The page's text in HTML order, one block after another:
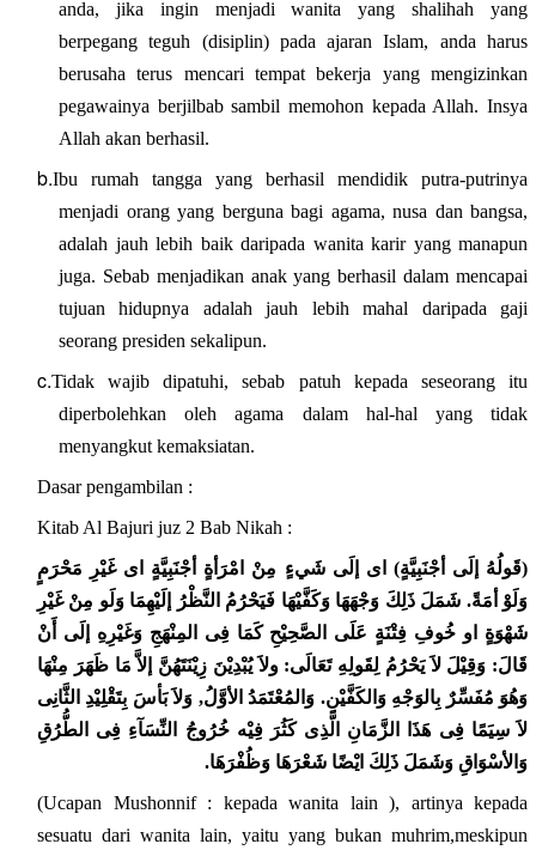
anda, jika ingin menjadi wanita yang shalihah yang
berpegang teguh (disiplin) pada ajaran Islam, anda harus
berusaha terus mencari tempat bekerja yang mengizinkan
pegawainya berjilbab sambil memohon kepada Allah. Insya
Allah akan berhasil.
b.Ibu rumah tangga yang berhasil mendidik putra-putrinya
menjadi orang yang berguna bagi agama, nusa dan bangsa,
adalah jauh lebih baik daripada wanita karir yang manapun
juga. Sebab menjadikan anak yang berhasil dalam mencapai
tujuan hidupnya adalah jauh lebih mahal daripada gaji
seorang presiden sekalipun.
c.Tidak wajib dipatuhi, sebab patuh kepada seseorang itu
diperbolehkan oleh agama dalam hal-hal yang tidak
menyangkut kemaksiatan.
Dasar pengambilan :
Kitab Al Bajuri juz 2 Bab Nikah :
(قَولُهُ إلَى أجْنَبِيَّةٍ) اى إلَى شَيءٍ مِنْ امْرَأةٍ أجْنَبِيَّةٍ اى غَيْرِ مَحْرَمٍ
وَلَوْ أمَةً. شَمَلَ ذَلِكَ وَجْهَهَا وَكَفَّيْهَا فَيَحْرُمُ النَّظْرُ إلَيْهِمَا وَلَو مِنْ غَيْرِ
شَهْوَةٍ او خُوفِ فِتْنَةٍ عَلَى الصَّحِيْحِ كَمَا فِى المِنْهَجِ وَغَيْرِهِ إلَى أَنْ
قَالَ: وَقِيْلَ لاَ يَحْرُمُ لِقَولِهِ تَعَالَى: ولاَ يُبْدِيْنَ زِيْنَتَهُنَّ إلاَّ مَا ظَهَرَ مِنْهَا
وَهُوَ مُفَسِّرٌ بِالوَجْهِ وَالكَفَّيْنِ. وَالمُعْتَمَدُ الأوَّلُ, وَلاَ بَأسَ بِتَقْلِيْدِ الثَّانِى
لاَ سِيَمًا فِى هَذَا الزَّمَانِ الَّذِى كَثُرَ فِيْه خُرُوجُ النِّسَآءِ فِى الطُّرُقِ
وَالأسْوَاقِ وَشَمَلَ ذَلِكَ ايْضًا شَعْرَهَا وَظُفْرَهَا.
(Ucapan Mushonnif : kepada wanita lain ), artinya kepada
sesuatu dari wanita lain, yaitu yang bukan muhrim,meskipun